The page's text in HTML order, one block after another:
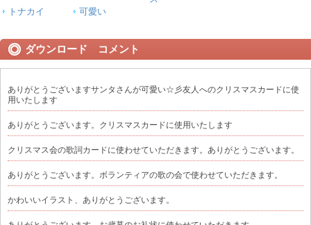
トナカイ 可愛い
ダウンロード コメント
ありがとうございますサンタさんが可愛い☆彡友人へのクリスマスカードに使
用いたします
ありがとうございます。クリスマスカードに使用いたします
クリスマス会の歌詞カードに使わせていただきます。ありがとうございます。
ありがとうございます。ボランティアの歌の会で使わせていただきます。
かわいいイラスト、ありがとうございます。